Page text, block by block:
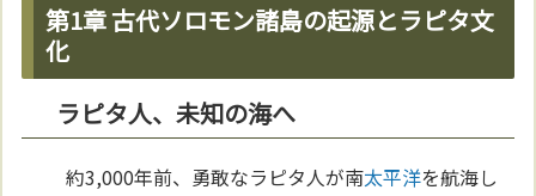
第1章 古代ソロモン諸島の起源とラピタ文
化
ラピタ人、未知の海へ
約3,000年前、勇敢なラピタ人が南太平洋を航海し